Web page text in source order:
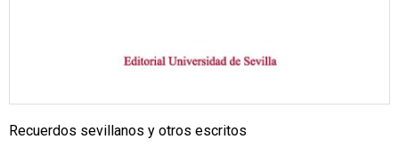
Recuerdos sevillanos y otros escritos